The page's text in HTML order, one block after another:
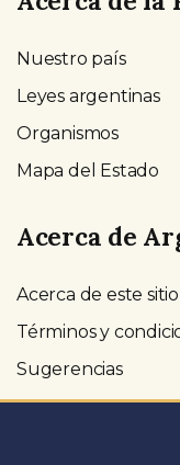
Nuestro país
Leyes argentinas
Organismos
Mapa del Estado
Acerca de
Acerca de este sitio
Términos y
Sugerencias